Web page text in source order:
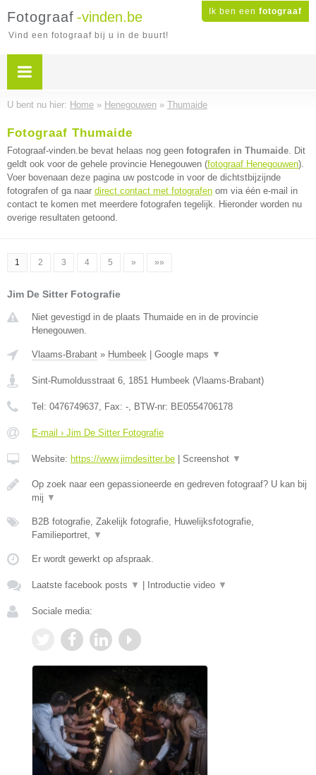
Ik ben een fotograaf
Fotograaf -vinden.be
Vind een fotograaf bij u in de buurt!
U bent nu hier: Home » Henegouwen » Thumaide
Fotograaf Thumaide
Fotograaf-vinden.be bevat helaas nog geen fotografen in Thumaide. Dit
geldt ook voor de gehele provincie Henegouwen (fotograaf Henegouwen).
Voer bovenaan deze pagina uw postcode in voor de dichtstbijzijnde
fotografen of ga naar direct contact met fotografen om via één e-mail in
contact te komen met meerdere fotografen tegelijk. Hieronder worden nu
overige resultaten getoond.
1 2 3 4 5 » »»
Jim De Sitter Fotografie
Niet gevestigd in de plaats Thumaide en in de provincie
Henegouwen.
Vlaams-Brabant » Humbeek Google maps ▼
Sint-Rumoldusstraat 6, 1851 Humbeek (Vlaams-Brabant)
Tel: 0476749637, Fax: -, BTW-nr: BE0554706178
E-mail › Jim De Sitter Fotografie
Website: https://www.jimdesitter.be Screenshot ▼
Op zoek naar een gepassioneerde en gedreven fotograaf? U kan bij
mij ▼
B2B fotografie, Zakelijk fotografie, Huwelijksfotografie,
Familieportret, ▼
Er wordt gewerkt op afspraak.
Laatste facebook posts ▼ Introductie video ▼
Sociale media: